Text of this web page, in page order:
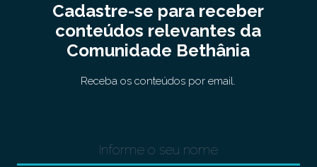
Cadastre-se para receber
conteúdos relevantes da
Comunidade Bethânia
Receba os conteúdos por email.